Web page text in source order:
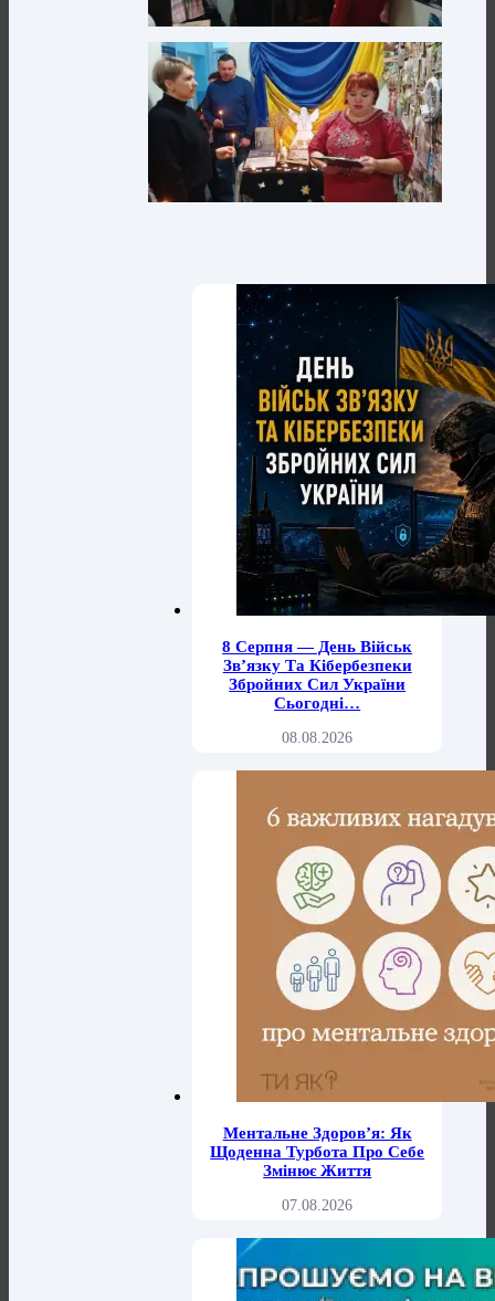
8 Серпня — День Військ
Зв’язку Та Кібербезпеки
Збройних Сил України
Сьогодні…
08.08.2026
Ментальне Здоров’я: Як
Щоденна Турбота Про Себе
Змінює Життя
07.08.2026